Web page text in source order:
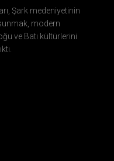
Şark medeniyetinin
sunmak, modern
ve Batı kültürlerini